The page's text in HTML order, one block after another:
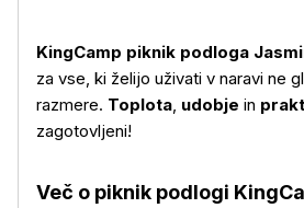
KingCamp piknik podloga
za vse, ki želijo uživati v naravi ne
razmere. Toplota, udobje in
zagotovljeni!
Več o piknik podlogi